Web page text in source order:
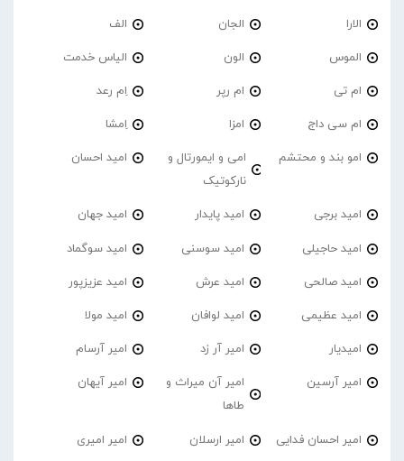
الارا الجان الف
الموس الون الیاس خدمت
ام تی ام رپر اِم رعد
ام سی داج امزا اِمشا
امو بند و محتشم
امی و ایمورتال و
نارکوتیک
امید احسان
امید برجی امید پایدار امید جهان
امید حاجیلی امید سوسنی امید سوگماد
امید صالحی امید عرش امید عزیزپور
امید عظیمی امید لوافان امید مولا
امیدیار امیر آر زد امیر آرسام
امیر آرسین
امیر آن میراث و
طاها
امیر آیهان
امیر احسان فدایی امیر ارسلان امیر امیری